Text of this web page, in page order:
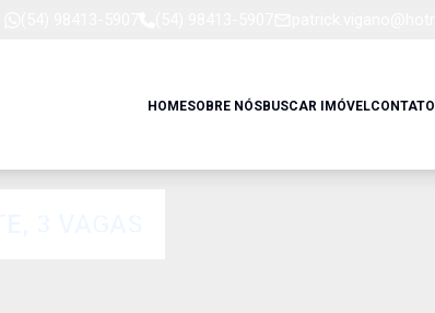
HOMESOBRE NÓSBUSCAR IMÓVELCONTATO